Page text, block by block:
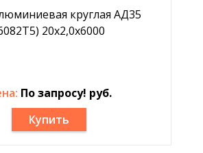
круглая АД35
20х2,0х6000
По запросу! руб.
Купить